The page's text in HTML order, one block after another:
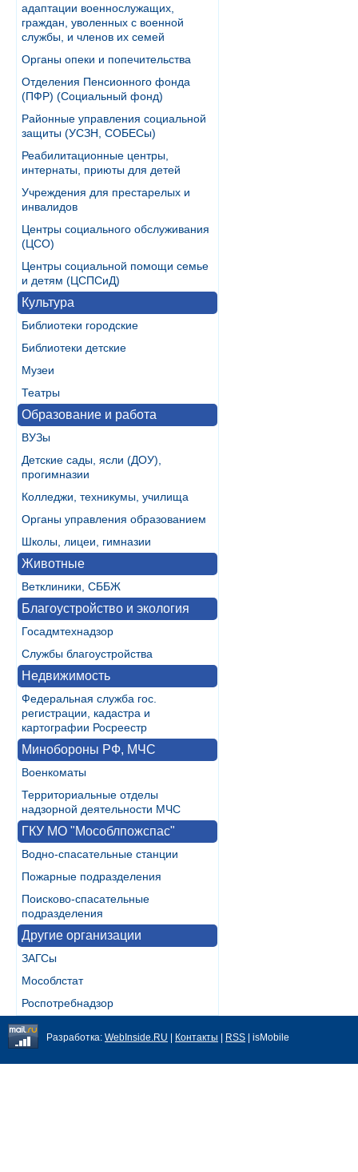
адаптации военнослужащих,
граждан, уволенных с военной
службы, и членов их семей
Органы опеки и попечительства
Отделения Пенсионного фонда
(ПФР) (Социальный фонд)
Районные управления социальной
защиты (УСЗН, СОБЕСы)
Реабилитационные центры,
интернаты, приюты для детей
Учреждения для престарелых и
инвалидов
Центры социального обслуживания
(ЦСО)
Центры социальной помощи семье
и детям (ЦСПСиД)
Культура
Библиотеки городские
Библиотеки детские
Музеи
Театры
Образование и работа
ВУЗы
Детские сады, ясли (ДОУ),
прогимназии
Колледжи, техникумы, училища
Органы управления образованием
Школы, лицеи, гимназии
Животные
Ветклиники, СББЖ
Благоустройство и экология
Госадмтехнадзор
Службы благоустройства
Недвижимость
Федеральная служба гос.
регистрации, кадастра и
картографии Росреестр
Минобороны РФ, МЧС
Военкоматы
Территориальные отделы
надзорной деятельности МЧС
ГКУ МО "Мособлпожспас"
Водно-спасательные станции
Пожарные подразделения
Поисково-спасательные
подразделения
Другие организации
ЗАГСы
Мособлстат
Роспотребнадзор
Разработка: WebInside.RU Контакты RSS | isMobile